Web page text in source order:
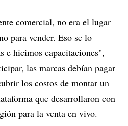
comercial, no era el lugar
para vender. Eso se lo
e hicimos capacitaciones",
las marcas debían pagar
los costos de montar un
que desarrollaron con
para la venta en vivo.